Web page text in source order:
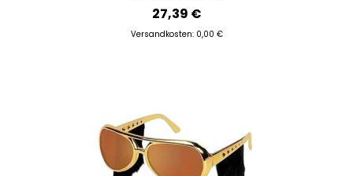
27,39 €
Versandkosten: 0,00 €